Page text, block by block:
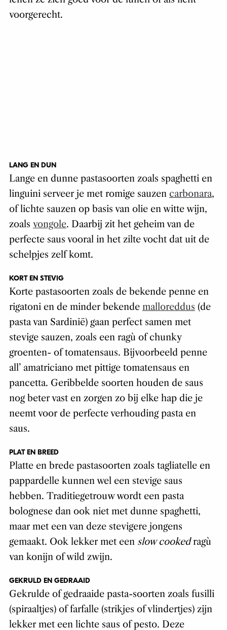
voorgerecht.
LANG EN DUN
Lange en dunne pastasoorten zoals spaghetti en
linguini serveer je met romige sauzen carbonara,
of lichte sauzen op basis van olie en witte wijn,
zoals vongole. Daarbij zit het geheim van de
perfecte saus vooral in het zilte vocht dat uit de
schelpjes zelf komt.
KORT EN STEVIG
Korte pastasoorten zoals de bekende penne en
rigatoni en de minder bekende malloreddus (de
pasta van Sardinië) gaan perfect samen met
stevige sauzen, zoals een ragù of chunky
groenten- of tomatensaus. Bijvoorbeeld penne
all’ amatriciano met pittige tomatensaus en
pancetta. Geribbelde soorten houden de saus
nog beter vast en zorgen zo bij elke hap die je
neemt voor de perfecte verhouding pasta en
saus.
PLAT EN BREED
Platte en brede pastasoorten zoals tagliatelle en
pappardelle kunnen wel een stevige saus
hebben. Traditiegetrouw wordt een pasta
bolognese dan ook niet met dunne spaghetti,
maar met een van deze stevigere jongens
gemaakt. Ook lekker met een slow cookedragù
van konijn of wild zwijn.
GEKRULD EN GEDRAAID
Gekrulde of gedraaide pasta-soorten zoals fusilli
(spiraaltjes) of farfalle (strikjes of vlindertjes) zijn
lekker met een lichte saus of pesto. Deze